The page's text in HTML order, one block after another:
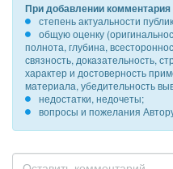
При добавлении комментария
степень актуальности
общую оценку
полнота, глубина,
связность, доказательность,
характер и достоверность
материала, убедительность
недостатки, недочеты;
вопросы и пожелания